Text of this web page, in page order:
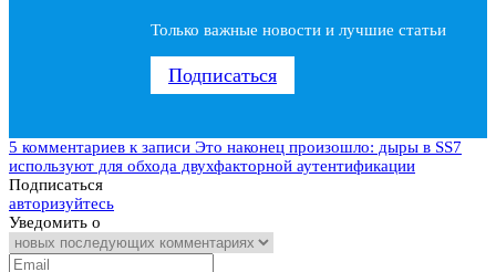
Только важные новости и лучшие статьи
Подписаться
5 комментариев к записи Это наконец произошло: дыры в SS7
используют для обхода двухфакторной аутентификации
Подписаться
авторизуйтесь
Уведомить о